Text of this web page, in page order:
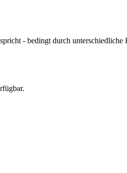
- bedingt durch